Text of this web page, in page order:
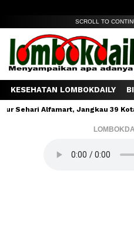
SCROLL TO
KESEHATAN LOMBOKDAILY
Alfamart, Jangkau 39 Kota/